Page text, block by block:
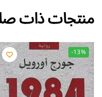
منتجات ذات
-13%